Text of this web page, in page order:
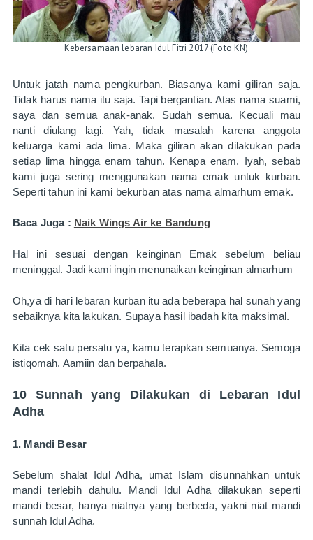
Kebersamaan lebaran Idul Fitri 2017 (Foto KN)
Untuk jatah nama pengkurban. Biasanya kami giliran saja.
Tidak harus nama itu saja. Tapi bergantian. Atas nama suami,
saya dan semua anak-anak. Sudah semua. Kecuali mau
nanti diulang lagi. Yah, tidak masalah karena anggota
keluarga kami ada lima. Maka giliran akan dilakukan pada
setiap lima hingga enam tahun. Kenapa enam. Iyah, sebab
kami juga sering menggunakan nama emak untuk kurban.
Seperti tahun ini kami bekurban atas nama almarhum emak.
Baca Juga : Naik Wings Air ke Bandung
Hal ini sesuai dengan keinginan Emak sebelum beliau
meninggal. Jadi kami ingin menunaikan keinginan almarhum
Oh,ya di hari lebaran kurban itu ada beberapa hal sunah yang
sebaiknya kita lakukan. Supaya hasil ibadah kita maksimal.
Kita cek satu persatu ya, kamu terapkan semuanya. Semoga
istiqomah. Aamiin dan berpahala.
10 Sunnah yang Dilakukan di Lebaran Idul
Adha
1. Mandi Besar
Sebelum shalat Idul Adha, umat Islam disunnahkan untuk
mandi terlebih dahulu. Mandi Idul Adha dilakukan seperti
mandi besar, hanya niatnya yang berbeda, yakni niat mandi
sunnah Idul Adha.